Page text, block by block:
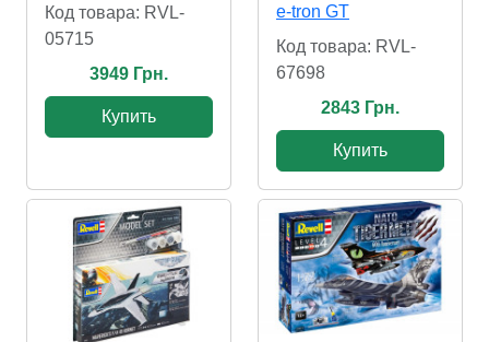
Код товара: RVL-
05715
3949 Грн.
Купить
e-tron GT
Код товара: RVL-
67698
2843 Грн.
Купить